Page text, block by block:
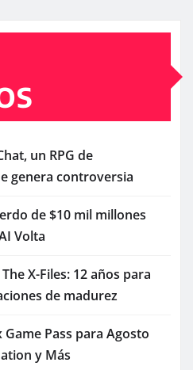
un RPG de
genera controversia
de $10 mil millones
Volta
X-Files: 12 años para
de madurez
Pass para Agosto
y Más